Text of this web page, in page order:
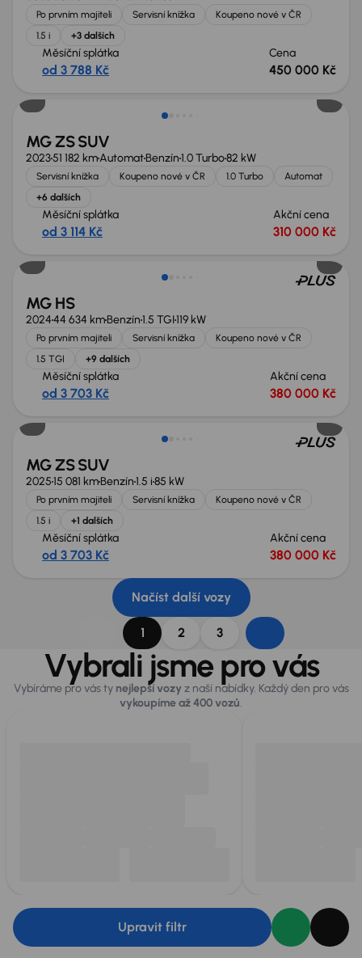
Po prvním majiteli Servisní knížka
Koupeno nové v ČR
1.5 i
+3 dalších
Měsíční splátka
od 3 788 Kč
Cena
450 000 Kč
Zlevněno o 10 000 Kč
MG ZS SUV
202351 182 kmAutomatBenzín1.0 Turbo82 kW
Servisní knížka Koupeno nové v ČR 1.0 Turbo
Automat
+6 dalších
Měsíční splátka
od 3 114 Kč
Akční cena
310 000 Kč
Nově v nabídce
MG HS
202444 634 kmBenzín1.5 TGI119 kW
Po prvním majiteli Servisní knížka
Koupeno nové v ČR
1.5 TGI
+9 dalších
Měsíční splátka
od 3 703 Kč
Akční cena
380 000 Kč
Ušetříte 75 900 Kč
MG ZS SUV
202515 081 kmBenzín1.5 i85 kW
Po prvním majiteli Servisní knížka
Koupeno nové v ČR
1.5 i
+1 dalších
Měsíční splátka
od 3 703 Kč
Akční cena
380 000 Kč
Načíst další vozy
1 2 3
Vybrali jsme pro vás
Vybíráme pro vás ty nejlepší vozy z naší nabídky. Každý den pro vás
vykoupíme až 400 vozů.
Upravit filtr